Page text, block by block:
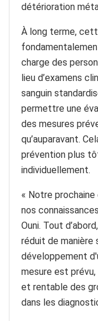
détérioration
À long terme,
charge des
lieu d’examens
sanguin
permettre une
des mesures
qu’auparavant.
prévention plus
individuellement.
« Notre
nos
Ouni. Tout
réduit de
développement
mesure est
et rentable des
dans les